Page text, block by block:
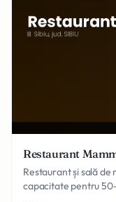
Restaurant
Restaurant și sală de
capacitate pentru